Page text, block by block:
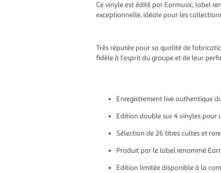
Ce vinyle est édité par Earmusic, label
exceptionnelle, idéale pour les
Très réputée pour sa qualité de
fidèle à l'esprit du groupe et de leur
Enregistrement live authentique
Edition double sur 4 vinyles
Sélection de 26 titres cultes et
Produit par le label renommé
Edition limitée disponible à la